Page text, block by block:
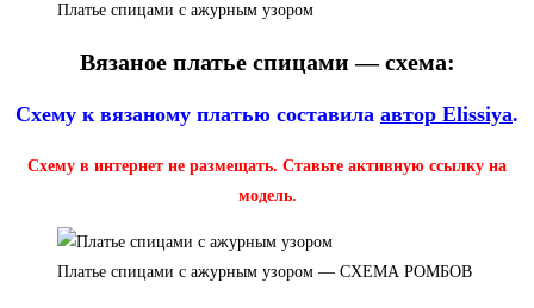
Платье спицами с ажурным узором
Вязаное платье спицами — схема:
Схему к вязаному платью составила автор Elissiya.
Схему в интернет не размещать. Ставьте активную ссылку на
модель.
Платье спицами с ажурным узором — СХЕМА РОМБОВ